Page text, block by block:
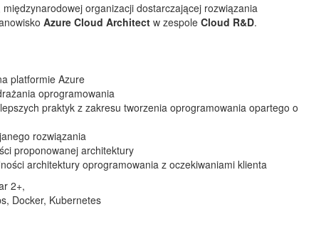
organizacji dostarczającej rozwiązania
Azure Cloud Architect w zespole Cloud R&D.
platformie Azure
oprogramowania
praktyk z zakresu tworzenia oprogramowania opartego o
rozwiązania
proponowanej architektury
architektury oprogramowania z oczekiwaniami klienta
2+,
Docker, Kubernetes